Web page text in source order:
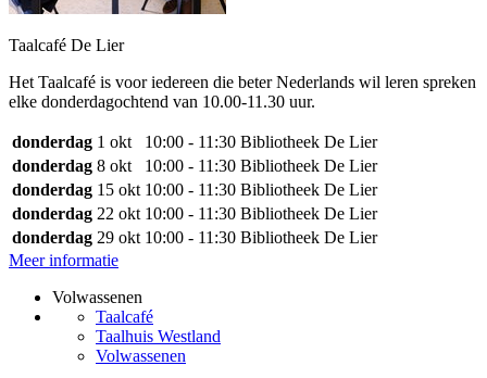
Taalcafé De Lier
Het Taalcafé is voor iedereen die beter Nederlands wil leren spreken
elke donderdagochtend van 10.00-11.30 uur.
donderdag 1 okt 10:00 - 11:30 Bibliotheek De Lier
donderdag 8 okt 10:00 - 11:30 Bibliotheek De Lier
donderdag 15 okt 10:00 - 11:30 Bibliotheek De Lier
donderdag 22 okt 10:00 - 11:30 Bibliotheek De Lier
donderdag 29 okt 10:00 - 11:30 Bibliotheek De Lier
Meer informatie
Volwassenen
Taalcafé
Taalhuis Westland
Volwassenen